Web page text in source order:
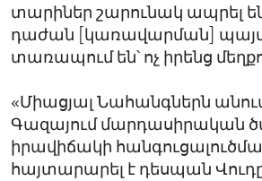
տարիներ շարունակ ապրել
դաժան [կառավարման]
տառապում են՝ ոչ իրենց
«Միացյալ Նահանգներն
Գազայում մարդասիրական
իրավիճակի
հայտարարել է դեսպան